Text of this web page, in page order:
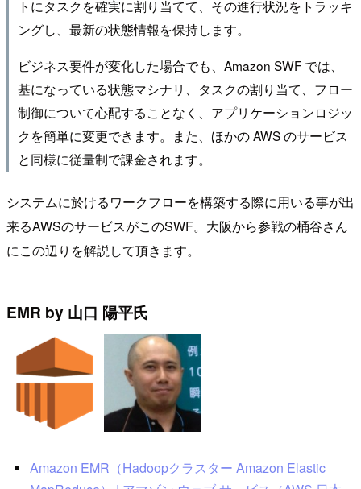
トにタスクを確実に割り当てて、その進行状況をトラッキ
ングし、最新の状態情報を保持します。
ビジネス要件が変化した場合でも、Amazon SWF では、
基になっている状態マシナリ、タスクの割り当て、フロー
制御について心配することなく、アプリケーションロジッ
クを簡単に変更できます。また、ほかの AWS のサービス
と同様に従量制で課金されます。
システムに於けるワークフローを構築する際に用いる事が出
来るAWSのサービスがこのSWF。大阪から参戦の桶谷さん
にこの辺りを解説して頂きます。
EMR by 山口 陽平氏
Amazon EMR（Hadoopクラスター Amazon Elastic